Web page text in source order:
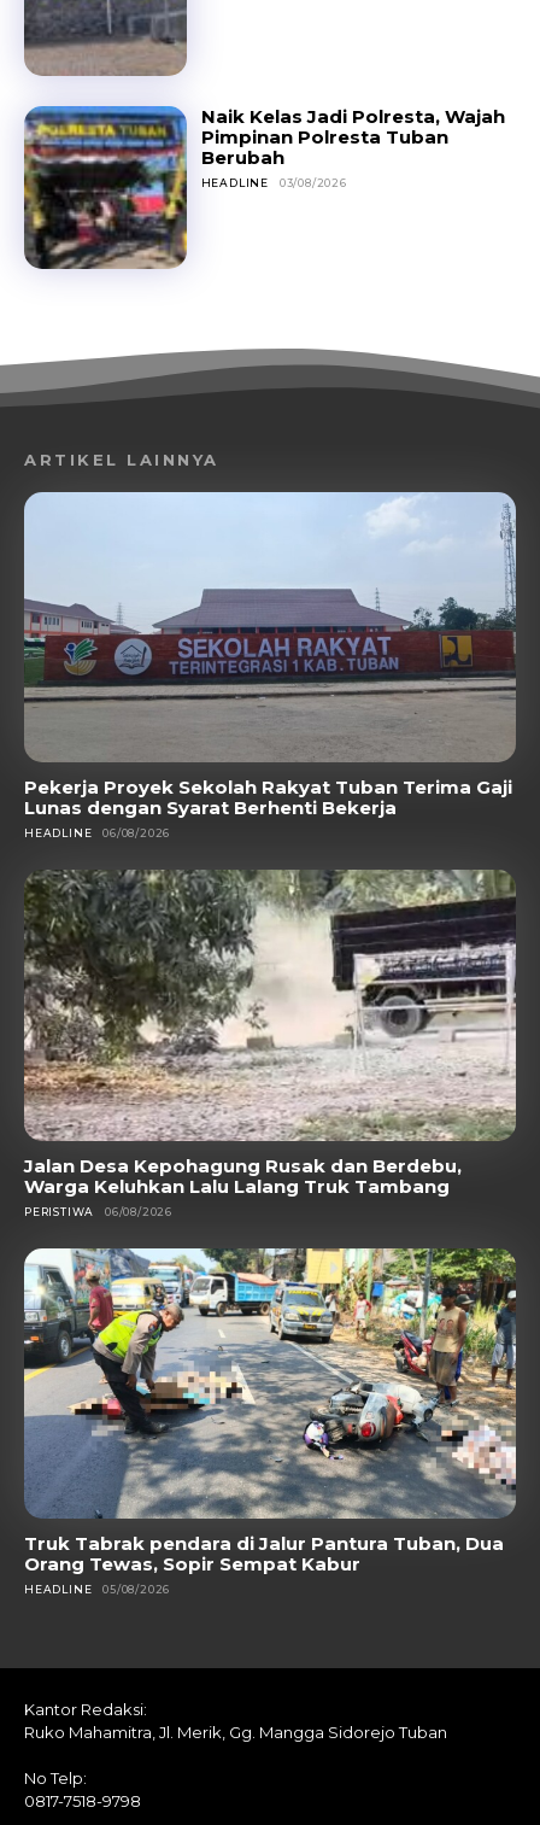
Naik Kelas Jadi Polresta, Wajah
Pimpinan Polresta Tuban
Berubah
HEADLINE 03/08/2026
ARTIKEL LAINNYA
Pekerja Proyek Sekolah Rakyat Tuban Terima Gaji
Lunas dengan Syarat Berhenti Bekerja
HEADLINE 06/08/2026
Jalan Desa Kepohagung Rusak dan Berdebu,
Warga Keluhkan Lalu Lalang Truk Tambang
PERISTIWA 06/08/2026
Truk Tabrak pendara di Jalur Pantura Tuban, Dua
Orang Tewas, Sopir Sempat Kabur
HEADLINE 05/08/2026
Kantor Redaksi:
Ruko Mahamitra, Jl. Merik, Gg. Mangga Sidorejo Tuban
No Telp:
0817-7518-9798